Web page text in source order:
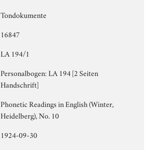
Tondokumente
16847
LA 194/1
Personalbogen: LA 194 [2 Seiten
Handschrift]
Phonetic Readings in English (Winter,
Heidelberg), No. 10
1924-09-30